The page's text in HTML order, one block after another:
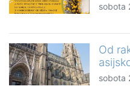
sobota
Od
sobota